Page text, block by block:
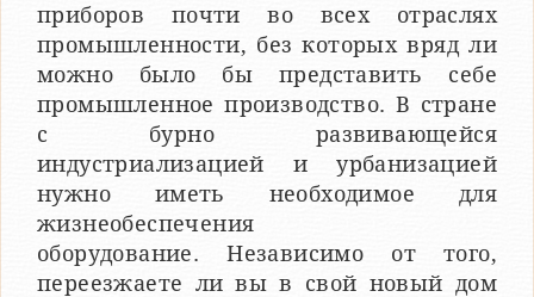
приборов почти во всех отраслях
промышленности, без которых вряд ли
можно было бы представить себе
промышленное производство. В стране
с бурно развивающейся
индустриализацией и урбанизацией
нужно иметь необходимое для
жизнеобеспечения
оборудование. Независимо от того,
переезжаете ли вы в свой новый дом